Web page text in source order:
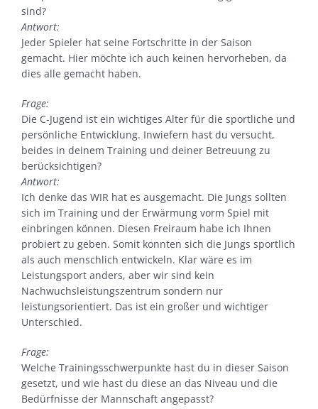
sind?
Antwort:
Jeder Spieler hat seine Fortschritte in der Saison
gemacht. Hier möchte ich auch keinen hervorheben, da
dies alle gemacht haben.
Frage:
Die C-Jugend ist ein wichtiges Alter für die sportliche und
persönliche Entwicklung. Inwiefern hast du versucht,
beides in deinem Training und deiner Betreuung zu
berücksichtigen?
Antwort:
Ich denke das WIR hat es ausgemacht. Die Jungs sollten
sich im Training und der Erwärmung vorm Spiel mit
einbringen können. Diesen Freiraum habe ich Ihnen
probiert zu geben. Somit konnten sich die Jungs sportlich
als auch menschlich entwickeln. Klar wäre es im
Leistungsport anders, aber wir sind kein
Nachwuchsleistungszentrum sondern nur
leistungsorientiert. Das ist ein großer und wichtiger
Unterschied.
Frage:
Welche Trainingsschwerpunkte hast du in dieser Saison
gesetzt, und wie hast du diese an das Niveau und die
Bedürfnisse der Mannschaft angepasst?